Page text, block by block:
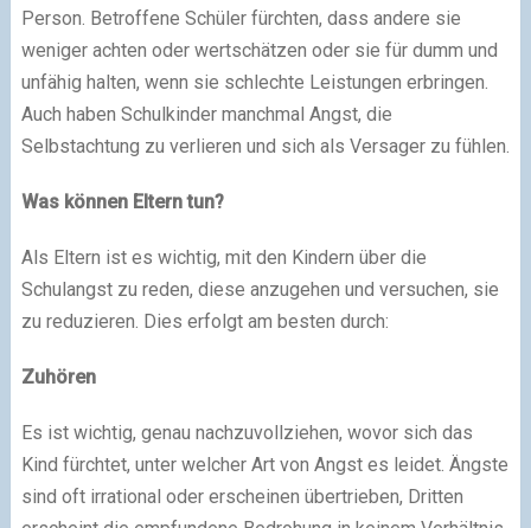
Person. Betroffene Schüler fürchten, dass andere sie
weniger achten oder wertschätzen oder sie für dumm und
unfähig halten, wenn sie schlechte Leistungen erbringen.
Auch haben Schulkinder manchmal Angst, die
Selbstachtung zu verlieren und sich als Versager zu fühlen.
Was können Eltern tun?
Als Eltern ist es wichtig, mit den Kindern über die
Schulangst zu reden, diese anzugehen und versuchen, sie
zu reduzieren. Dies erfolgt am besten durch:
Zuhören
Es ist wichtig, genau nachzuvollziehen, wovor sich das
Kind fürchtet, unter welcher Art von Angst es leidet. Ängste
sind oft irrational oder erscheinen übertrieben, Dritten